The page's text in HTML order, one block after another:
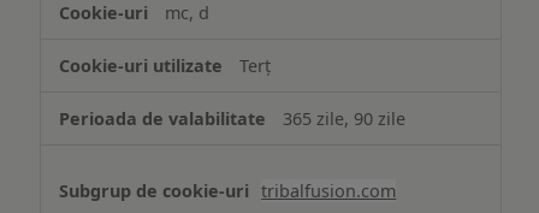
mc, d
Terț
365 zile, 90 zile
tribalfusion.com